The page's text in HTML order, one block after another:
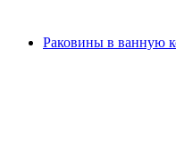
Раковины в ванную